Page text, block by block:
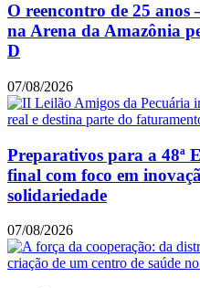
O reencontro de 25 anos
na Arena da Amazônia
D
07/08/2026
Preparativos para a 48ª
final com foco em
solidariedade
07/08/2026